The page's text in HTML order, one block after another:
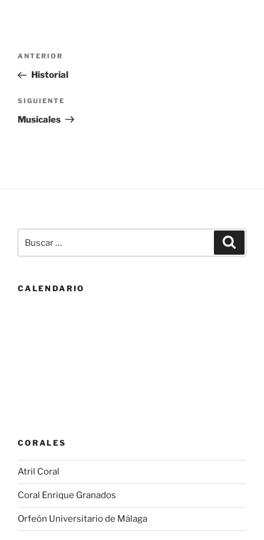
Navegación
entradas
Entrada
anterior:
ANTERIOR
Historial
Siguiente
entrada
SIGUIENTE
Musicales
por:
CALENDARIO
CORALES
Atril Coral
Coral Enrique Granados
Orfeón Universitario de Málaga